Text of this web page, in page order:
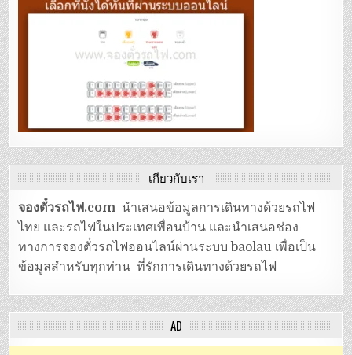
เกี่ยวกับเรา
จองตั๋วรถไฟ.com นำเสนอข้อมูลการเดินทางด้วยรถไฟ
ไทย และรถไฟในประเทศเพื่อนบ้าน และนำเสนอช่อง
ทางการจองตั๋วรถไฟออนไลน์ผ่านระบบ baolau เพื่อเป็น
ข้อมูลสำหรับทุกท่าน ที่รักการเดินทางด้วยรถไฟ
AD